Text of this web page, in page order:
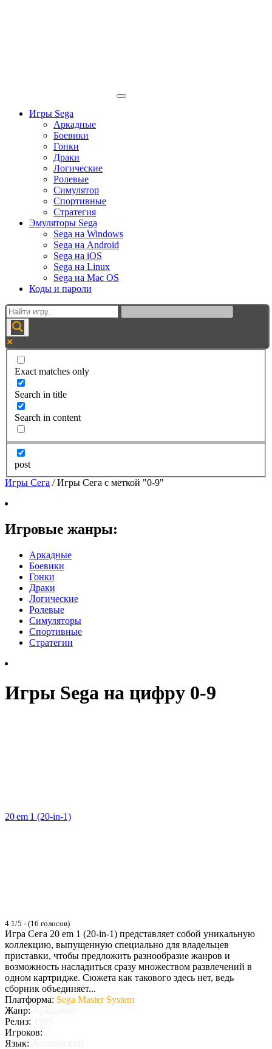
Игры Sega
Аркадные
Боевики
Гонки
Драки
Логические
Ролевые
Симулятор
Спортивные
Стратегия
Эмуляторы Sega
Sega на Windows
Sega на Android
Sega на iOS
Sega на Linux
Sega на Mac OS
Коды и пароли
Exact matches only
Search in title
Search in content
post
Игры Сега /Игры Сега с меткой "0-9"
Игровые жанры:
Аркадные
Боевики
Гонки
Драки
Логические
Ролевые
Симуляторы
Спортивные
Стратегии
Игры Sega на цифру 0-9
20 em 1 (20-in-1)
4.1/5 - (16 голосов)
Игра Сега 20 em 1 (20-in-1) представляет собой уникальную
коллекцию, выпущенную специально для владельцев
приставки, чтобы предложить разнообразие жанров и
возможность насладиться сразу множеством развлечений в
одном картридже. Сюжета как такового здесь нет, ведь
сборник объединяет...
Платформа: Sega Master System
Жанр:
Релиз:
Игроков:
Язык: